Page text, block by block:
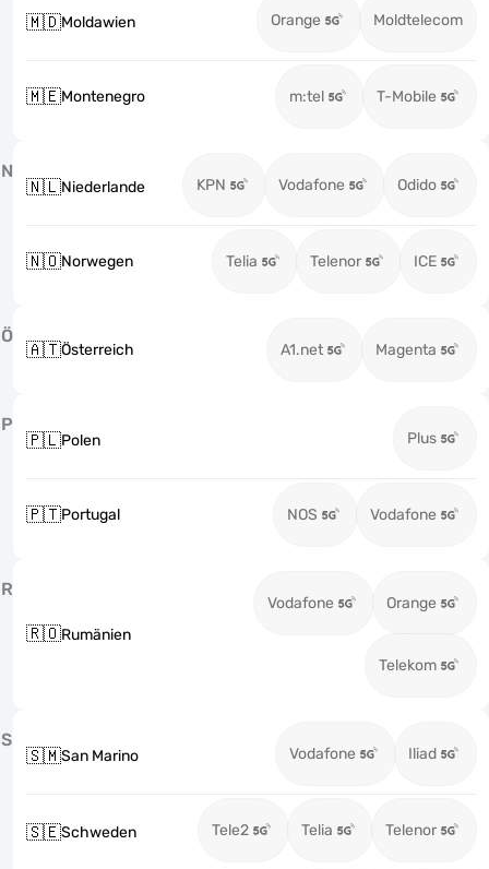
🇲🇩Moldawien Orange Moldtelecom
🇲🇪Montenegro m:tel T-Mobile
N
🇳🇱Niederlande KPN Vodafone Odido
🇳🇴Norwegen Telia Telenor ICE
Ö
🇦🇹Österreich A1.net Magenta
P
🇵🇱Polen Plus
🇵🇹Portugal NOS Vodafone
R
🇷🇴Rumänien
Vodafone Orange
Telekom
S
🇸🇲San Marino Vodafone Iliad
🇸🇪Schweden Tele2 Telia Telenor